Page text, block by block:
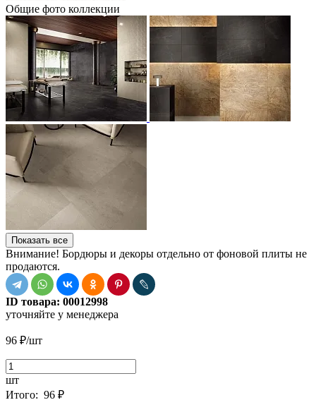
Общие фото коллекции
Показать все
Внимание! Бордюры и декоры отдельно от фоновой плиты не
продаются.
ID товара: 00012998
уточняйте у менеджера
96 ₽/шт
шт
Итого: 96 ₽